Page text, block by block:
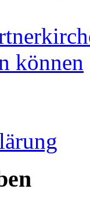
können